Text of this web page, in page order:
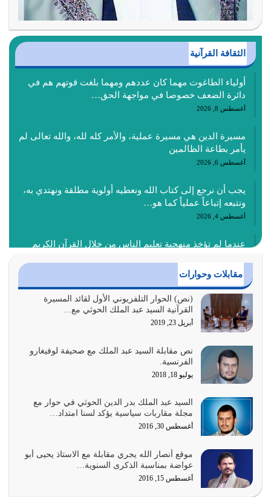
الثقافة القرآنية
أولياء الطاغوت مهما كان عددهم ومهما بلغت قوتهم هم في
دائرة الضعف خصوصا في مواجهة الحق…
أغسطس 8, 2026
مسيرة الدين هي مسيرة عملية، والأمر كله لله، والله تعالى لم
يأمر بطاعة الظالمين
أغسطس 6, 2026
يجب أن نرجع إلى كتاب الله ونعطيه أولوية مطلقة ونهتدي به،
ونتبعه إتباعاً عملياً كما هو…
أغسطس 4, 2026
عندما لم تؤخذ منهجية تعليم الناس من خلال القرآن الكريم
أغسطس 3, 2026
الغاية من الصلاة هو ذكر الله (أقم الصلاة لذكري) إضافة إلى
{وَأَعِدُّوا لَهُمْ مَا…
أغسطس 2, 2026
السبب الرئيسي لشقاء الأمة الابتعاد عن كتاب الله والتعدي
لحدود الله بالإضافات للدين
أغسطس 1, 2026
أبرز أسباب الشقاء هو الإعراض عن ذكر الله وعن هدى الله
المتمثل في القرآن الكريم
يوليو 31, 2026
أولياء الشيطان كلما كانوا أكثر ولاءً وطاعة للشيطان كلما كانوا
أكثر ضعفاً
يوليو 30, 2026
مقابلات وحوارات
(نص) الحوار التلفزيوني الأول لقائد المسيرة
القرآنية السيد عبد الملك الحوثي مع…
أبريل 23, 2019
نص مقابلة السيد عبد الملك مع صحيفة لوفيغارو
الفرنسية.
يوليو 18, 2018
السيد عبد الملك بدر الدين الحوثي في حوار مع
مجلة مقاربات سياسية يؤكد لسنا امتداد…
أغسطس 30, 2016
موقع أنصار الله يجري مقابلة مع الاستاذ يحيى أبو
عواضة بمناسبة الذكرى السنوية…
أغسطس 15, 2016